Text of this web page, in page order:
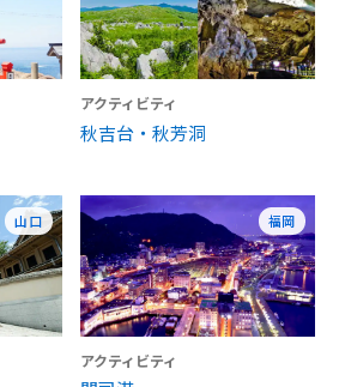
アクティビティ
秋吉台・秋芳洞
山口 福岡
アクティビティ